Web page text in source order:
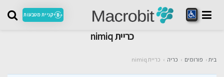
קניית מטבעות
כריית nimiq
בית › פורומים › כריה › כריית nimiq